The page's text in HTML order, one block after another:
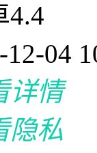
4.4
04
详情
隐私